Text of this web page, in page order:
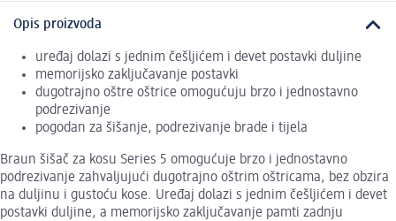
Opis proizvoda
uređaj dolazi s jednim češljićem i devet postavki duljine
memorijsko zaključavanje postavki
dugotrajno oštre oštrice omogućuju brzo i jednostavno
podrezivanje
pogodan za šišanje, podrezivanje brade i tijela
Braun šišač za kosu Series 5 omogućuje brzo i jednostavno
podrezivanje zahvaljujući dugotrajno oštrim oštricama, bez obzira
na duljinu i gustoću kose. Uređaj dolazi s jednim češljićem i devet
postavki duljine, a memorijsko zaključavanje pamti zadnju